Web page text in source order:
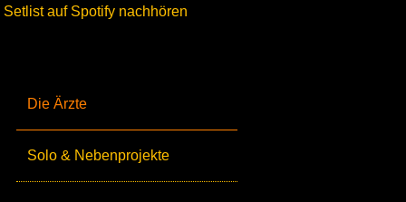
Die Ärzte
Solo & Nebenprojekte
Setlist auf Spotify nachhören